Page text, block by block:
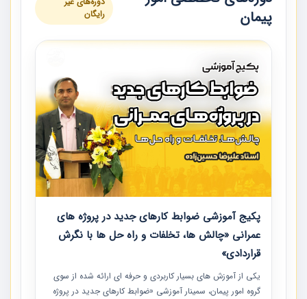
پیمان
رایگان
پکیج آموزشی ضوابط کارهای جدید در پروژه های
عمرانی «چالش ها، تخلفات و راه حل ها با نگرش
قراردادی»
یکی از آموزش‏‏‏‏‏‏ های بسیار کاربردی و حرفه‏ ای ارائه شده از سوی
گروه امور پیمان، سمینار آموزشی «ضوابط کارهای جدید در پروژه